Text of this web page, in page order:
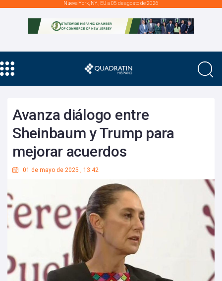
Nueva York, NY., EU a 05 de agosto de 2026
Avanza diálogo entre
Sheinbaum y Trump para
mejorar acuerdos
01 de mayo de 2025 , 13:42